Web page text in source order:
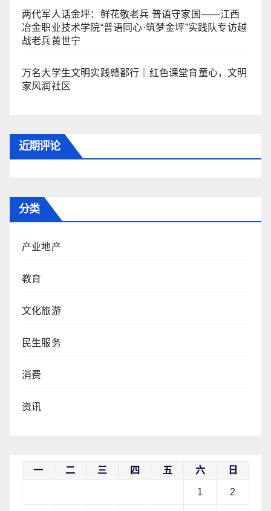
两代军人话金坪：鲜花敬老兵 普语守家国——江西
冶金职业技术学院“普语同心·筑梦金坪”实践队专访越
战老兵黄世宁
万名大学生文明实践赣鄱行｜红色课堂育童心，文明
家风润社区
近期评论
分类
产业地产
教育
文化旅游
民生服务
消费
资讯
一 二 三 四 五 六 日
1 2